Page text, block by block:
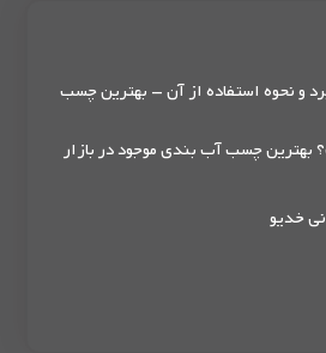
و نحوه استفاده از آن – بهترین چسب
چسب آب بندی موجود در بازار